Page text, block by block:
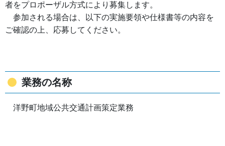
者をプロポーザル方式により募集します。
参加される場合は、以下の実施要領や仕様書等の内容を
ご確認の上、応募してください。
業務の名称
洋野町地域公共交通計画策定業務